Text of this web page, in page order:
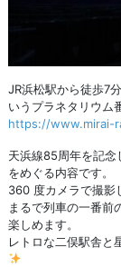
JR浜松駅から徒歩7
いうプラネタリウム
https://www.mirai-
天浜線85周年を記念
をめぐる内容です。
360 度カメラで撮影
まるで列車の一番前
楽しめます。
レトロな二俣駅舎と